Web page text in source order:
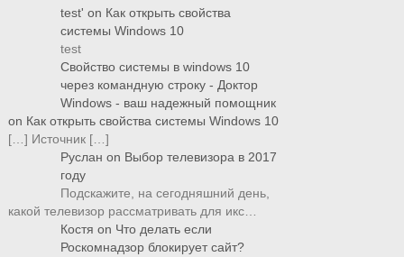
test' on Как открыть свойства
системы Windows 10
test
Свойство системы в windows 10
через командную строку - Доктор
Windows - ваш надежный помощник
on Как открыть свойства системы Windows 10
[…] Источник […]
Руслан on Выбор телевизора в 2017
году
Подскажите, на сегодняшний день,
какой телевизор рассматривать для икс…
Костя on Что делать если
Роскомнадзор блокирует сайт?